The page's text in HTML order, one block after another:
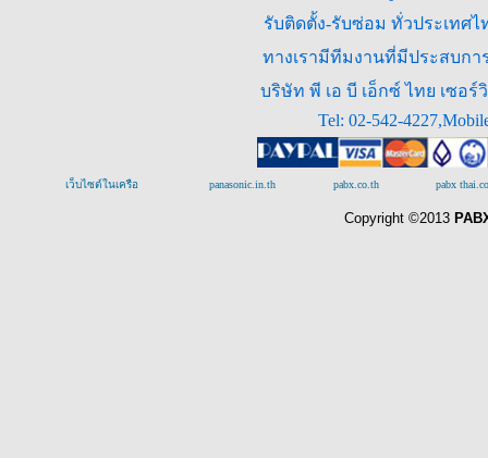
รับติดตั้ง-รับซ่อม ทั่วประเทศ
ทางเรามีทีมงานที่มีประสบกา
บริษัท พี เอ บี เอ็กซ์ ไทย เซอ
Tel: 02-542-
เว็บไซต์ในเครือ panasonic.in.th pabx.co.th pabx
Copyright ©2013